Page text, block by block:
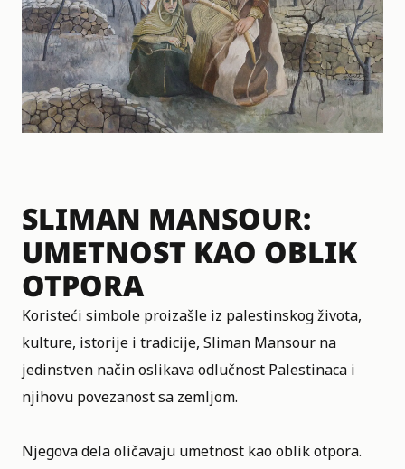
SLIMAN MANSOUR:
UMETNOST KAO OBLIK
OTPORA
Koristeći simbole proizašle iz palestinskog života,
kulture, istorije i tradicije, Sliman Mansour na
jedinstven način oslikava odlučnost Palestinaca i
njihovu povezanost sa zemljom.
Njegova dela oličavaju umetnost kao oblik otpora.